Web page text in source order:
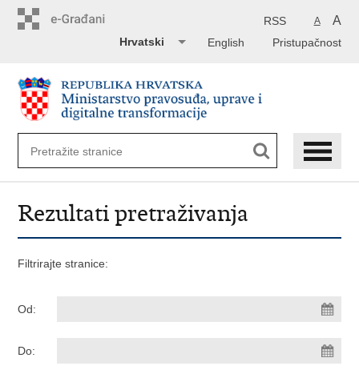
A A
RSS
Pristupačnost
English
Hrvatski
Rezultati pretraživanja
Filtrirajte stranice:
Od:
Do: